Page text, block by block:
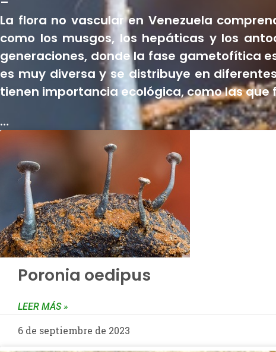
La flora no vascular en Venezuela
como los musgos, los hepáticas y los
generaciones, donde la fase gametofítica
es muy diversa y se distribuye en
tienen importancia ecológica, como las que
…
Poronia oedipus
LEER MÁS »